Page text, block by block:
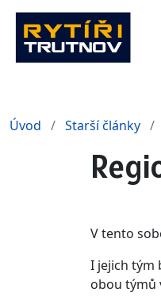
Úvod Starší články
V tento
I jejich tým
obou týmů